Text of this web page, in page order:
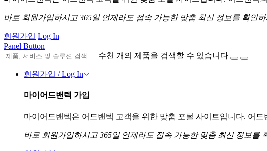
바로 회원가입하시고 365일 언제라도 접속 가능한 맞춤 최신 정보를 확인
회원가입 Log In
Panel Button
수천 개의 제품을 검색할 수 있습니다
회원가입 / Log In
마이어드밴텍 가입
마이어드밴텍은 어드밴텍 고객을 위한 맞춤 포털 사이트입니다. 어
바로 회원가입하시고 365일 언제라도 접속 가능한 맞춤 최신 정보를